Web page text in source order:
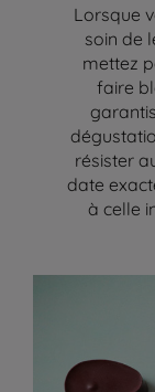
Lorsque
soin de
mettez
faire
résister
date
à celle